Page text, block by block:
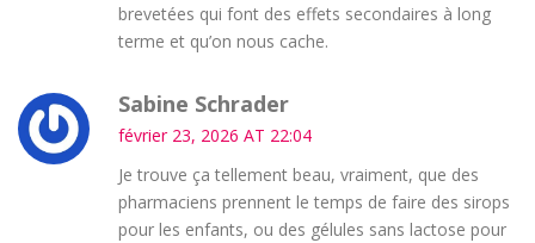
brevetées qui font des effets secondaires à long
terme et qu’on nous cache.
Sabine Schrader
février 23, 2026 AT 22:04
Je trouve ça tellement beau, vraiment, que des
pharmaciens prennent le temps de faire des sirops
pour les enfants, ou des gélules sans lactose pour